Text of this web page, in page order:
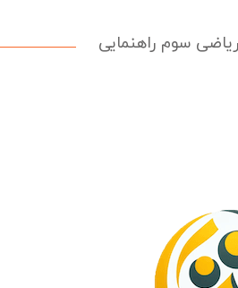
سوم راهنمایی